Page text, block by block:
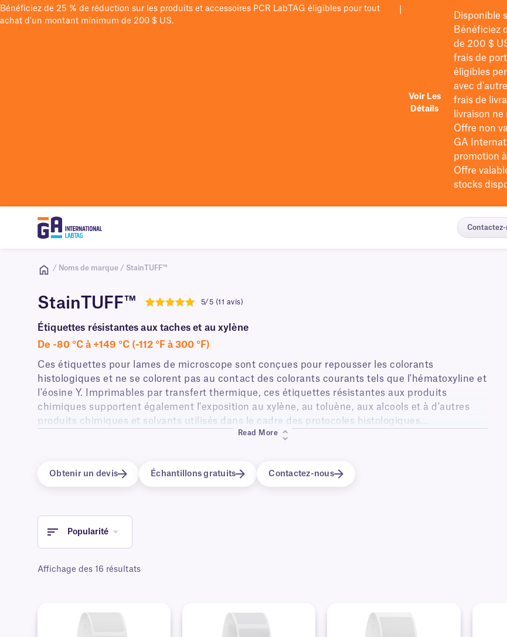
Bénéficiez de 25 % de réduction sur les produits et accessoires PCR LabTAG éligibles pour tout
achat d'un montant minimum de 200 $ US.
Voir Les
Détails
Disponible
Bénéficiez
de 200 $
frais de port
éligibles
avec
frais de
livraison
Offre non
GA
promotion
Offre
stocks
Contactez-
/ Noms de marque / StainTUFF™
StainTUFF™ 5/5 (11 avis)
Étiquettes résistantes aux taches et au xylène
De -80 °C à +149 °C (-112 °F à 300 °F)
Ces étiquettes pour lames de microscope sont conçues pour repousser les colorants
histologiques et ne se colorent pas au contact des colorants courants tels que l'hématoxyline et
l'éosine Y. Imprimables par transfert thermique, ces étiquettes résistantes aux produits
chimiques supportent également l'exposition au xylène, au toluène, aux alcools et à d'autres
produits chimiques et solvants utilisés dans le cadre des protocoles histologiques
Read More
Obtenir un devis Échantillons gratuits Contactez-nous
Popularité
Affichage des 16 résultats